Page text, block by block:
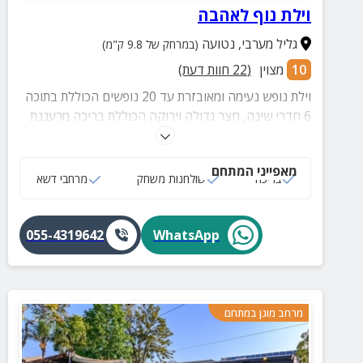
וילת נוף לאהבה
גליל מערבי, נטועה (במרחק של 9.8 ק"מ)
10 מצוין (
22 חוות דעת)
וילת נופש נעימה ומאובזרת עד 20 נופשים הכוללת בתוכה
6 חדרי שינה, חצר גדולה וירוקה הכוללת בריכה מרעננת
+ פינות ישיבה, מיטות שיזוף ונדנדות ועוד שלל פינוקים.
מאפייני המתחם
בריכה שולחנות משחק מרחבי דשא
WhatsApp
055-4319642
מרחב מוגן במתחם